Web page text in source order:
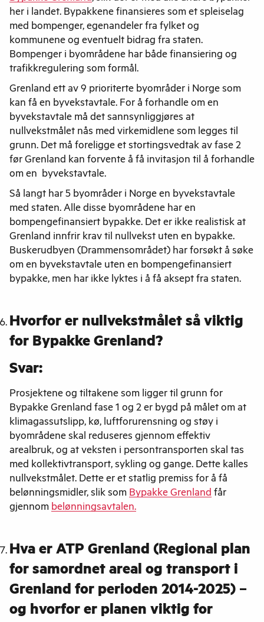
her i landet. Bypakkene finansieres som et spleiselag
med bompenger, egenandeler fra fylket og
kommunene og eventuelt bidrag fra staten.
Bompenger i byområdene har både finansiering og
trafikkregulering som formål.
Grenland ett av 9 prioriterte byområder i Norge som
kan få en byvekstavtale. For å forhandle om en
byvekstavtale må det sannsynliggjøres at
nullvekstmålet nås med virkemidlene som legges til
grunn. Det må foreligge et stortingsvedtak av fase 2
før Grenland kan forvente å få invitasjon til å forhandle
om en byvekstavtale.
Så langt har 5 byområder i Norge en byvekstavtale
med staten. Alle disse byområdene har en
bompengefinansiert bypakke. Det er ikke realistisk at
Grenland innfrir krav til nullvekst uten en bypakke.
Buskerudbyen (Drammensområdet) har forsøkt å søke
om en byvekstavtale uten en bompengefinansiert
bypakke, men har ikke lyktes i å få aksept fra staten.
Hvorfor er nullvekstmålet så viktig
for Bypakke Grenland?
Svar:
Prosjektene og tiltakene som ligger til grunn for
Bypakke Grenland fase 1 og 2 er bygd på målet om at
klimagassutslipp, kø, luftforurensning og støy i
byområdene skal reduseres gjennom effektiv
arealbruk, og at veksten i persontransporten skal tas
med kollektivtransport, sykling og gange. Dette kalles
nullvekstmålet. Dette er et statlig premiss for å få
belønningsmidler, slik som Bypakke Grenland får
gjennom belønningsavtalen.
Hva er ATP Grenland (Regional plan
for samordnet areal og transport i
Grenland for perioden 2014-2025) –
og hvorfor er planen viktig for